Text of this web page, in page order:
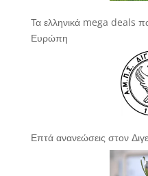
Τα ελληνικά mega deals
Ευρώπη
Επτά ανανεώσεις στον